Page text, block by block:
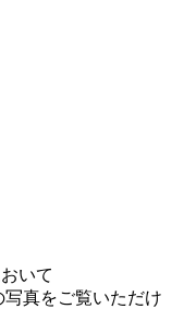
いて
真をご覧いただけ